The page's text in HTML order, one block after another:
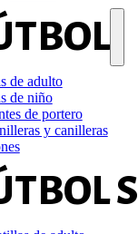
de adulto
de niño
de portero
y canilleras